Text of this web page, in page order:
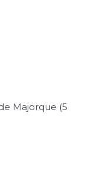
Majorque (5